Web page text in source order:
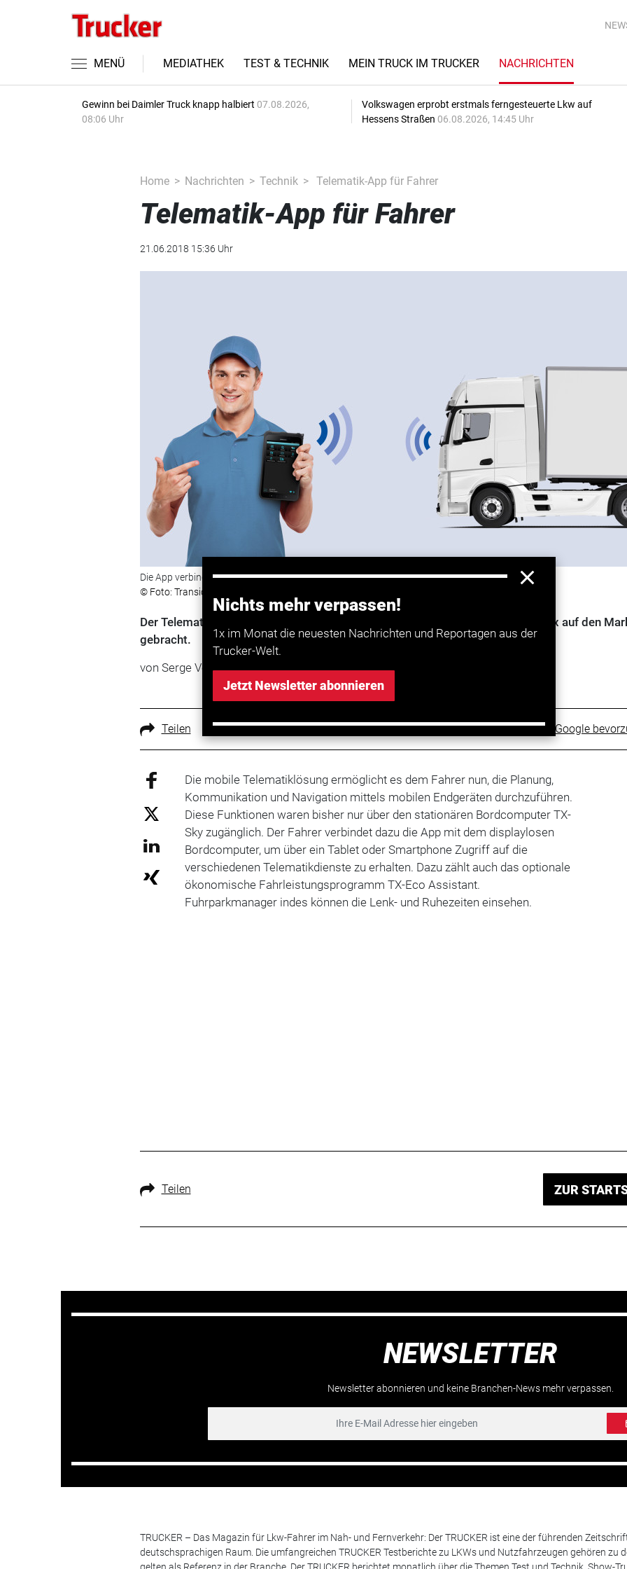
MENÜ MEDIATHEK TEST & TECHNIK MEIN TRUCK IM TRUCKER NACHRICHTEN
Gewinn bei Daimler Truck knapp halbiert 07.08.2026,
08:06 Uhr
Volkswagen erprobt erstmals ferngesteuerte Lkw auf
Hessens Straßen 06.08.2026, 14:45 Uhr
Home Nachrichten Technik Telematik-App für Fahrer
Telematik-App für Fahrer
21.06.2018 15:36 Uhr
Die App verbindet das Smartphone mit dem Truck
© Foto: Transics
Der Telematikanbieter Transics hat eine neue Version seiner Fahrer-App TX-Flex auf den
gebracht.
von Serge Voigt
Teilen Trucker bei Google
Nichts mehr verpassen!
1x im Monat die neuesten Nachrichten und Reportagen aus der
Trucker-Welt.
Jetzt Newsletter abonnieren
Die mobile Telematiklösung ermöglicht es dem Fahrer nun, die Planung,
Kommunikation und Navigation mittels mobilen Endgeräten durchzuführen.
Diese Funktionen waren bisher nur über den stationären Bordcomputer TX-
Sky zugänglich. Der Fahrer verbindet dazu die App mit dem displaylosen
Bordcomputer, um über ein Tablet oder Smartphone Zugriff auf die
verschiedenen Telematikdienste zu erhalten. Dazu zählt auch das optionale
ökonomische Fahrleistungsprogramm TX-Eco Assistant.
Fuhrparkmanager indes können die Lenk- und Ruhezeiten einsehen.
Teilen ZUR
NEWSLETTER
Newsletter abonnieren und keine Branchen-News mehr verpassen.
TRUCKER – Das Magazin für Lkw-Fahrer im Nah- und Fernverkehr: Der TRUCKER ist eine der führenden
deutschsprachigen Raum. Die umfangreichen TRUCKER Testberichte zu LKWs und Nutzfahrzeugen gehören zu
gelten als Referenz in der Branche. Der TRUCKER berichtet monatlich über die Themen Test und Technik, Show-